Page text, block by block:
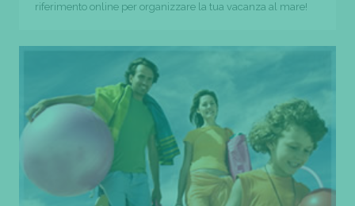
riferimento online per organizzare la tua vacanza al mare!